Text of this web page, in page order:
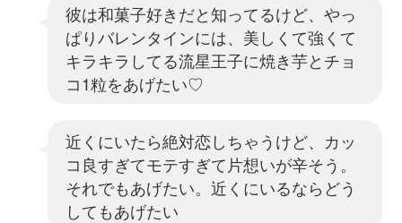
彼は和菓子好きだと知ってるけど、やっ
ぱりバレンタインには、美しくて強くて
キラキラしてる流星王子に焼き芋とチョ
コ1粒をあげたい♡
近くにいたら絶対恋しちゃうけど、カッ
コ良すぎてモテすぎて片想いが辛そう。
それでもあげたい。近くにいるならどう
してもあげたい